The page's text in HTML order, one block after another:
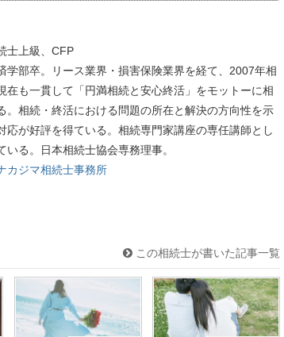
士上級、CFP
学部卒。リース業界・損害保険業界を経て、2007年相
在も一貫して「円満相続と安心終活」をモットーに相
。相続・終活における問題の所在と解決の方向性を示
応が好評を得ている。相続専門家講座の専任講師とし
る。日本相続士協会専務理事。
カジマ相続士事務所
この相続士が書いた記事一覧